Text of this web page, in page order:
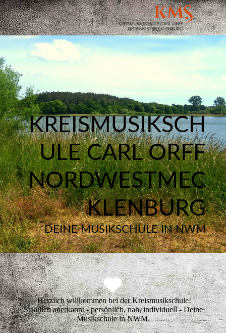
KREISMUSIKSCH
ULE CARL ORFF
NORDWESTMEC
KLENBURG
DEINE MUSIKSCHULE IN NWM
Herzlich willkommen bei der Kreismusikschule!
Staatlich anerkannt - persönlich, nah, individuell - Deine
Musikschule in NWM.